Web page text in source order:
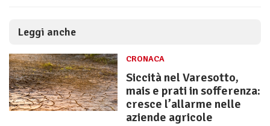
Leggi anche
CRONACA
Siccità nel Varesotto,
mais e prati in sofferenza:
cresce l’allarme nelle
aziende agricole